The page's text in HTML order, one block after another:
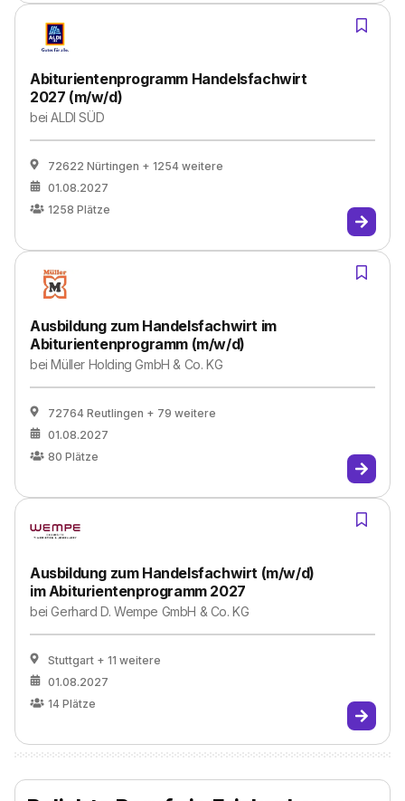
Abiturientenprogramm Handelsfachwirt
2027 (m/w/d)
beiALDI SÜD
72622 Nürtingen + 1254 weitere
01.08.2027
1258 Plätze
Ausbildung zum Handelsfachwirt im
Abiturientenprogramm (m/w/d)
beiMüller Holding GmbH & Co. KG
72764 Reutlingen + 79 weitere
01.08.2027
80 Plätze
Ausbildung zum Handelsfachwirt (m/w/d)
im Abiturientenprogramm 2027
beiGerhard D. Wempe GmbH & Co. KG
Stuttgart + 11 weitere
01.08.2027
14 Plätze